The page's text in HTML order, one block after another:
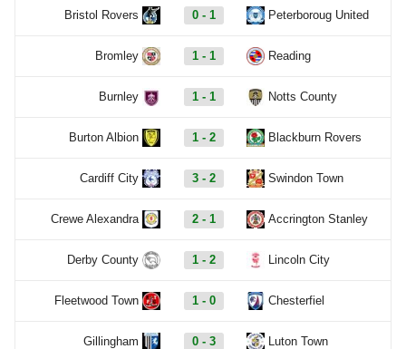
Bristol Rovers 0 - 1 Peterboroug United
Bromley 1 - 1 Reading
Burnley 1 - 1 Notts County
Burton Albion 1 - 2 Blackburn Rovers
Cardiff City 3 - 2 Swindon Town
Crewe Alexandra 2 - 1 Accrington Stanley
Derby County 1 - 2 Lincoln City
Fleetwood Town 1 - 0 Chesterfiel
Gillingham 0 - 3 Luton Town